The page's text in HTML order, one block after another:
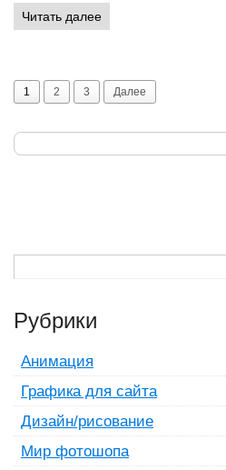
Рубрики
Анимация
Графика для сайта
Дизайн/рисование
Мир фотошопа
Читать далее
1 2 3 Далее